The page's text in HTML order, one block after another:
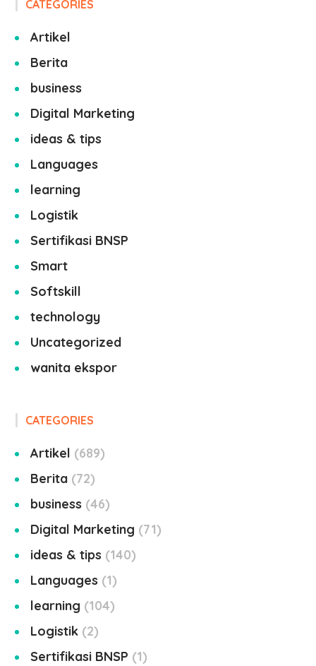
CATEGORIES
Artikel
Berita
business
Digital Marketing
ideas & tips
Languages
learning
Logistik
Sertifikasi BNSP
Smart
Softskill
technology
Uncategorized
wanita ekspor
CATEGORIES
Artikel
689
Berita 72
business 46
Digital Marketing
71
ideas & tips
140
Languages
1
learning
104
Logistik 2
Sertifikasi BNSP
1